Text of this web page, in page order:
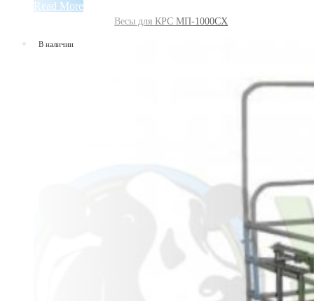
Read More
Весы для КРС МП-1000СХ
В наличии